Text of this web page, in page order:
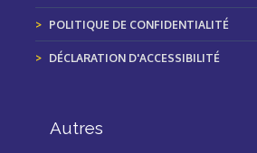
POLITIQUE DE CONFIDENTIALITÉ
DÉCLARATION D'ACCESSIBILITÉ
Autres